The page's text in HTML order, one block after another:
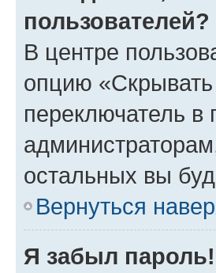
пользователей?
В центре
опцию
переключатель в
остальных вы
Вернуться
Я забыл пароль!